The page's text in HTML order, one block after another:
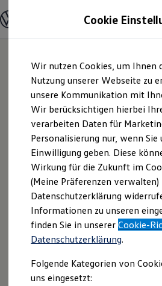
Hauptinhalt
springen
Footer
springen
Modelle und Konfigurator
Konfigurator
Modelle vergleichen
Elektroautos
ENERGY Sondermodelle
Nutzfahrzeuge
SUV und CUV
Familienautos
Kombis
Kompaktwagen
Sportwagen
Schnell verfügbare Fahrzeuge
Angebote und Produkte
Aktuelle Angebote
E-Auto-Förderung
Volkswagen Marktplatz
Die ENERGY
Junge Gebrauchtwagen
Volkswagen
Elektromobilität bei
Saisonangebote
Reifenpakete
Autohaus
GmbH &
Hier finden Sie
(Autohaus Buchholz
als verantwortlichen
Inhalten und
Cookie
Wir nutzen Cookies, um Ihnen
Nutzung unserer Webseite zu
unsere Kommunikation mit
Wir berücksichtigen hierbei
verarbeiten Daten für
Personalisierung nur, wenn Sie
Einwilligung geben. Diese
Wirkung für die Zukunft im
(Meine Präferenzen verwalten)
Datenschutzerklärung
Informationen zu unseren
finden Sie in unsererCookie-
Datenschutzerklärung.
Folgende Kategorien von
uns eingesetzt: